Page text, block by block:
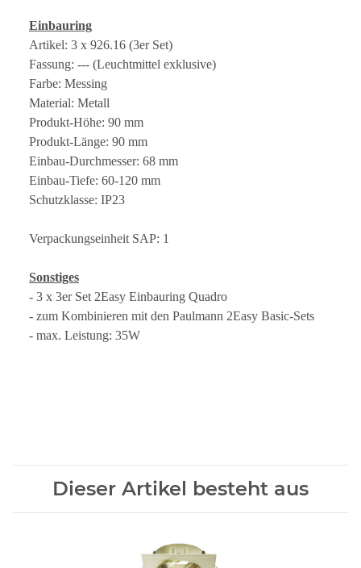
Einbauring
Artikel: 3 x 926.16 (3er Set)
Fassung: --- (Leuchtmittel exklusive)
Farbe: Messing
Material: Metall
Produkt-Höhe: 90 mm
Produkt-Länge: 90 mm
Einbau-Durchmesser: 68 mm
Einbau-Tiefe: 60-120 mm
Schutzklasse: IP23
Verpackungseinheit SAP: 1
Sonstiges
- 3 x 3er Set 2Easy Einbauring Quadro
- zum Kombinieren mit den Paulmann 2Easy Basic-Sets
- max. Leistung: 35W
Dieser Artikel besteht aus